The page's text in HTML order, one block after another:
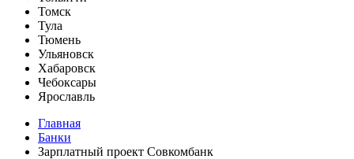
Томск
Тула
Тюмень
Ульяновск
Хабаровск
Чебоксары
Ярославль
Главная
Банки
Зарплатный проект Совкомбанк